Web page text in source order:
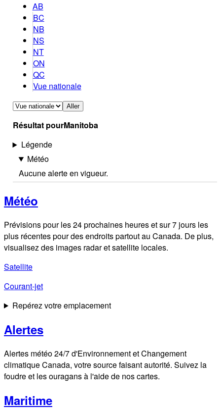
AB
BC
NB
NS
NT
ON
QC
Vue nationale
Aller
Résultat pourManitoba
Légende
Météo
Aucune alerte en vigueur.
Météo
Prévisions pour les 24 prochaines heures et sur 7 jours les
plus récentes pour des endroits partout au Canada. De plus,
visualisez des images radar et satellite locales.
Satellite
Courant-jet
Repérez votre emplacement
Alertes
Alertes météo 24/7 d'Environnement et Changement
climatique Canada, votre source faisant autorité. Suivez la
foudre et les ouragans à l'aide de nos cartes.
Maritime